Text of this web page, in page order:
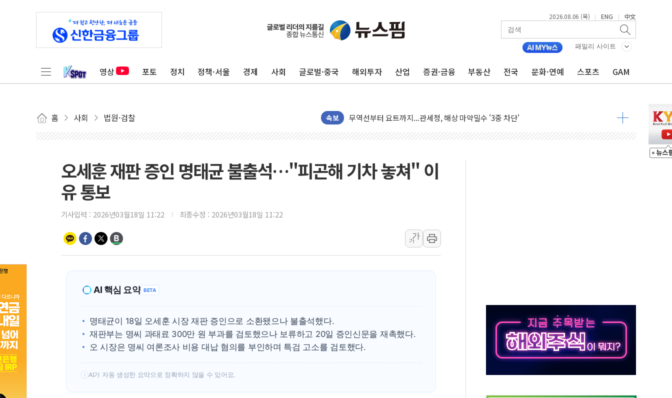
2026.08.06 (목) | ENG | 中文
패밀리 사이트
영상 포토 정치 정책·서울 경제 사회 글로벌·중국 해외투자 산업 증권·금융 부동산 전국 문화·연예 스포츠 GAM
홈 사회 법원·검찰 속보
인도, 차량 간 통신시스템 장착 의무화 추진..."업계 성장 저해" 우려도
무역선부터 요트까지...관세청, 해상 마약밀수 '3중 차단'
피치 "韓 코스피 약세 장기화 시 주택수요 위축 우려"
법원, 한미 임주현 지분 100억 가압류 결정…4자 연합 균열 조짐
엔씨, '게임스컴 2026'서 글로벌 신작 라인업 공개
[르포] 폭염 속 '자폭 드론' 첫 실사격…미 해병대, 한반도 지형서 FPV 공격훈련 공개
공정위 "국고채 PD 15곳, 관행 아닌 담합…76조2000억 입찰 영향"
정부, 한화오션·에코프로비엠 등 '슈퍼을' 5곳 선정...소부장 핵심기업 추가 육성
쉐이크쉑, 남양주 현대아울렛에 '다산점' 열어
부모가 정부24에서 자녀 출입국증명서 발급…7일부터 온라인 대리 신청 가능
소방청, 전국 시·도 구급과장 회의…중증환자 이송체계 전국 확대 점검
'달라진 임신·출산·육아 지원 한눈에'…인사처, 공무원 인사제도 안내서 발간
오세훈 재판 증인 명태균 불출석…"피곤해 기차 놓쳐" 이
유 통보
기사입력 : 2026년03월18일 11:22 최종수정 : 2026년03월18일 11:22
가
가
AI 핵심 요약 BETA
명태균이 18일 오세훈 시장 재판 증인으로 소환됐으나 불출석했다.
재판부는 명씨 과태료 300만 원 부과를 검토했으나 보류하고 20일 증인신문을 재촉했다.
오 시장은 명씨 여론조사 비용 대납 혐의를 부인하며 특검 고소를 검토했다.
! AI가 자동 생성한 요약으로 정확하지 않을 수 있어요.